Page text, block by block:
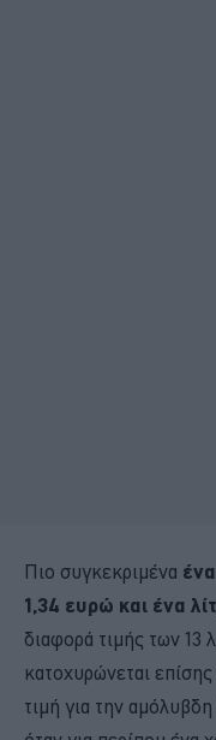
Πιο συγκεκριμένα
1,34 ευρώ και ένα
διαφορά τιμής των 13
κατοχυρώνεται
τιμή για την